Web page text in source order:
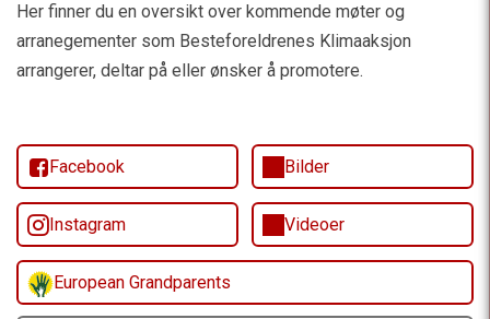
Her finner du en oversikt over kommende møter og
arranegementer som Besteforeldrenes Klimaaksjon
arrangerer, deltar på eller ønsker å promotere.
Facebook Bilder
Instagram Videoer
European Grandparents